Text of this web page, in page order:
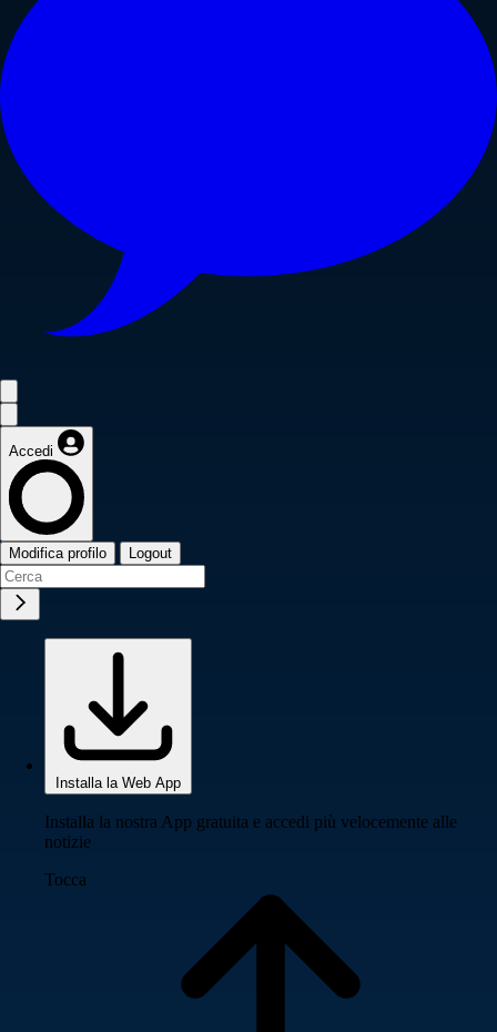
Accedi
Modifica profilo Logout
Installa la Web App
Installa la nostra App gratuita e accedi più velocemente alle
notizie
Tocca